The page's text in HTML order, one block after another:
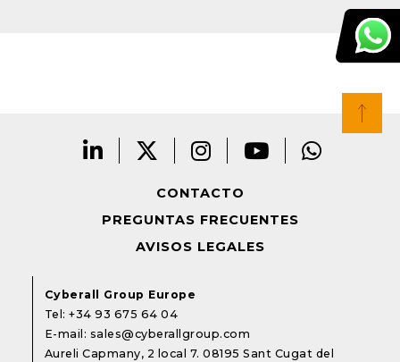
CONTACTO
PREGUNTAS FRECUENTES
AVISOS LEGALES
Cyberall Group Europe
Tel:+34 93 675 64 04
E-mail: sales@cyberallgroup.com
Aureli Capmany, 2 local 7. 08195 Sant Cugat del